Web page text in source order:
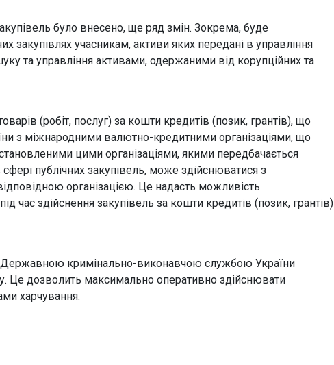
було внесено, ще ряд змін. Зокрема, буде
закупівлях учасникам, активи яких передані в управління
та управління активами, одержаними від корупційних та
(робіт, послуг) за кошти кредитів (позик, грантів), що
з міжнародними валютно-кредитними організаціями, що
цими організаціями, якими передбачається
публічних закупівель, може здійснюватися з
організацією. Це надасть можливість
час здійснення закупівель за кошти кредитів (позик, грантів)
кримінально-виконавчою службою України
Це дозволить максимально оперативно здійснювати
харчування.